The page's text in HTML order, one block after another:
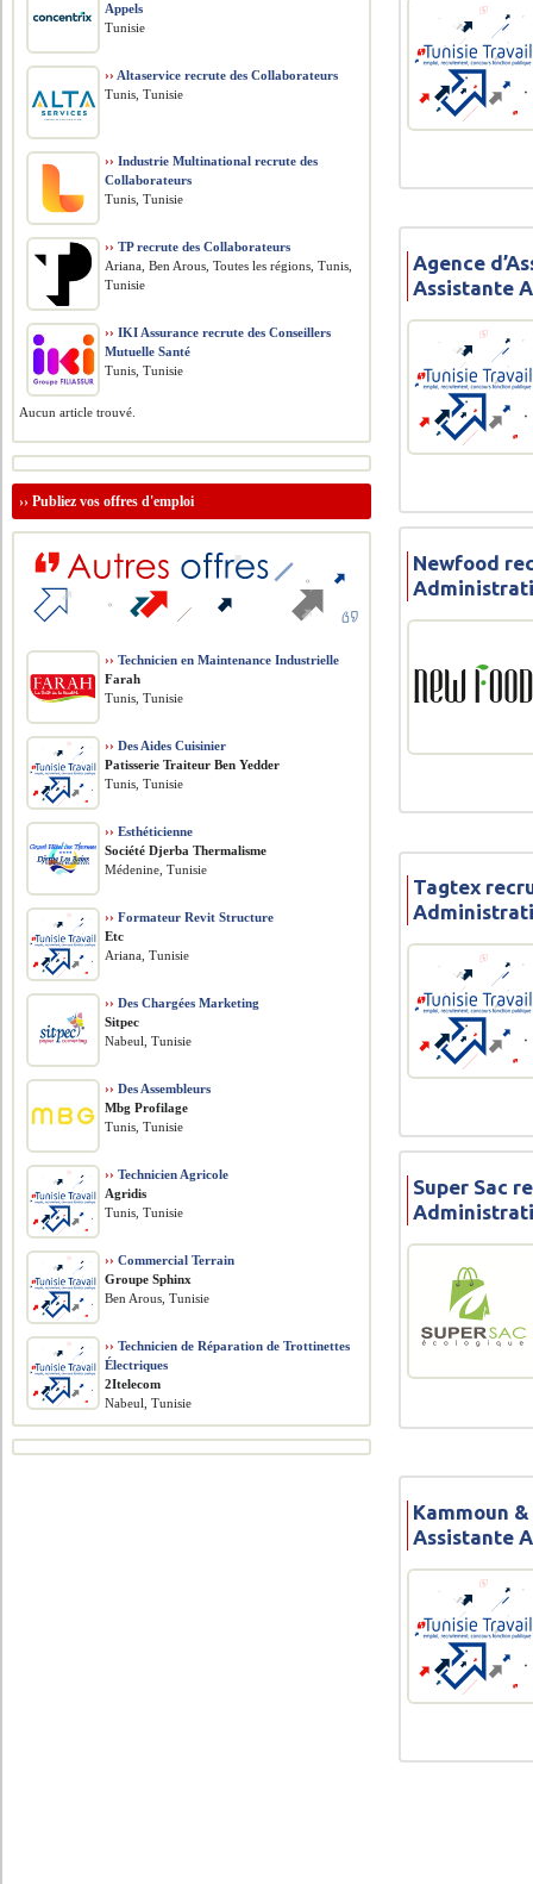
Agence
Assistante
Newfood
Tagtex
Super Sac
Kammoun
Assistante
Appels
Tunisie
›› Altaservice recrute des Collaborateurs
Tunis, Tunisie
›› Industrie Multinational recrute des
Collaborateurs
Tunis, Tunisie
›› TP recrute des Collaborateurs
Ariana, Ben Arous, Toutes les régions, Tunis,
Tunisie
›› IKI Assurance recrute des Conseillers
Mutuelle Santé
Tunis, Tunisie
Aucun article trouvé.
››Publiez vos offres d'emploi
›› Technicien en Maintenance Industrielle
Farah
Tunis, Tunisie
›› Des Aides Cuisinier
Patisserie Traiteur Ben Yedder
Tunis, Tunisie
›› Esthéticienne
Société Djerba Thermalisme
Médenine, Tunisie
›› Formateur Revit Structure
Etc
Ariana, Tunisie
›› Des Chargées Marketing
Sitpec
Nabeul, Tunisie
›› Des Assembleurs
Mbg Profilage
Tunis, Tunisie
›› Technicien Agricole
Agridis
Tunis, Tunisie
›› Commercial Terrain
Groupe Sphinx
Ben Arous, Tunisie
›› Technicien de Réparation de Trottinettes
Électriques
2Itelecom
Nabeul, Tunisie